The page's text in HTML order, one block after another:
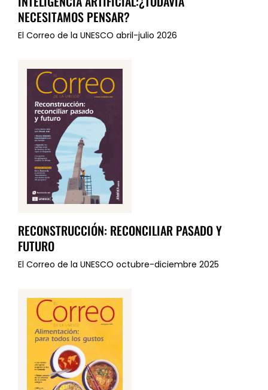
NECESITAMOS PENSAR?
El Correo de la UNESCO abril-julio 2026
RECONSTRUCCIÓN: RECONCILIAR PASADO Y
FUTURO
El Correo de la UNESCO octubre-diciembre 2025